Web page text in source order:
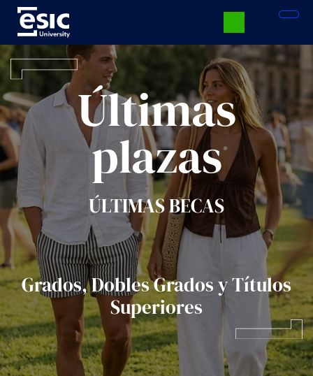
Pasar
contenido
principal
Menú
University
Últimas
plazas
ÚLTIMAS BECAS
Grados, Dobles Grados y Títulos
Superiores